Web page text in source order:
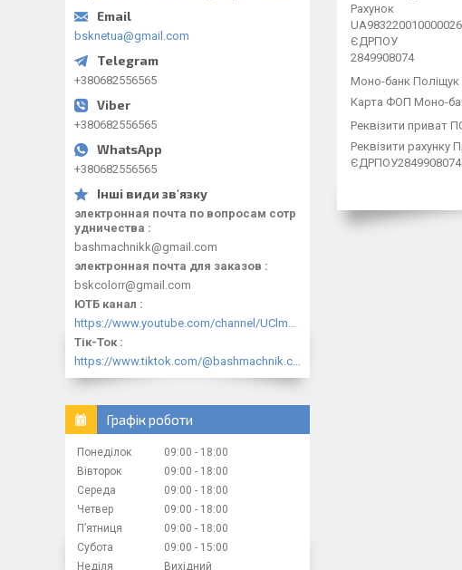
Рахунок
ЄДРПОУ
2849908074
Моно-банк Поліщук
Карта ФОП Моно-
Реквізити приват
Реквізити
bsknetua@gmail.com
+380682556565
+380682556565
+380682556565
электронная почта по вопросам сотр
удничества
bashmachnikk@gmail.com
электронная почта для заказов
bskcolorr@gmail.com
ЮТБ канал
https://www.youtube.com/channel/UClmpExjfqH65_PkVWCmgPbQ
Тік-Ток
https://www.tiktok.com/@bashmachnik.com.ua
Графік роботи
Понеділок 09:00
18:00
Вівторок
09:00
18:00
Середа
09:00
18:00
Четвер
09:00
18:00
Пʼятниця
09:00
18:00
Субота
09:00
15:00
Неділя
Вихідний